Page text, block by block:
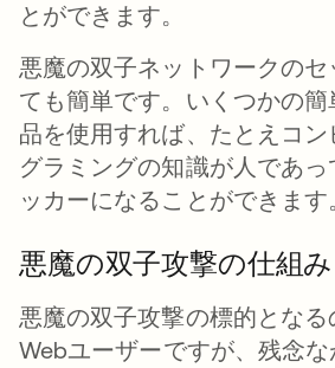
とができます。
悪魔の双子ネットワークのセ
ても簡単です。いくつかの
品を使用すれば、たとえコン
グラミングの知識が人であ
ッカーになることができます
悪魔の双子攻撃の仕組み
悪魔の双子攻撃の標的となる
Webユーザーですが、残念